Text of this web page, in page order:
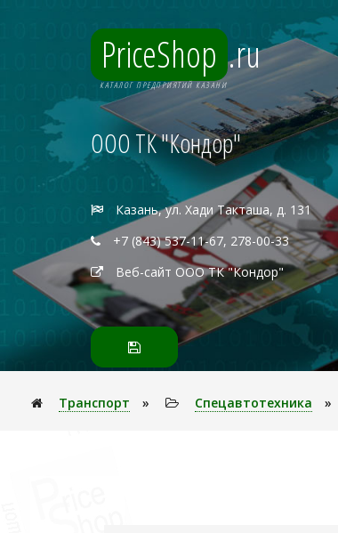
PriceShop .ru
КАТАЛОГ ПРЕДПРИЯТИЙ КАЗАНИ
ООО ТК "Кондор"
Казань, ул. Хади Такташа, д. 131
+7 (843) 537-11-67, 278-00-33
Веб-сайт ООО ТК "Кондор"
Транспорт » Спецавтотехника »